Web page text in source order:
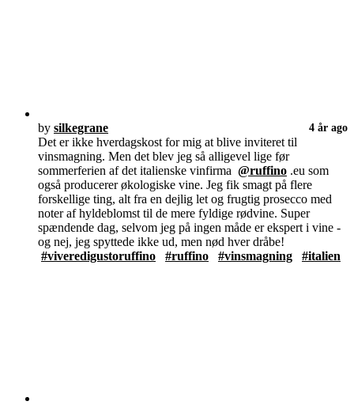
by silkegrane 4 år ago
Det er ikke hverdagskost for mig at blive inviteret til
vinsmagning. Men det blev jeg så alligevel lige før
sommerferien af det italienske vinfirma @ruffino .eu som
også producerer økologiske vine. Jeg fik smagt på flere
forskellige ting, alt fra en dejlig let og frugtig prosecco med
noter af hyldeblomst til de mere fyldige rødvine. Super
spændende dag, selvom jeg på ingen måde er ekspert i vine -
og nej, jeg spyttede ikke ud, men nød hver dråbe!
#viveredigustoruffino
#ruffino #vinsmagning #italien